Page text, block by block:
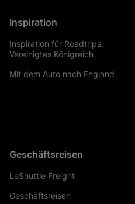
Inspiration
Inspiration für Roadtrips:
Vereinigtes Königreich
Mit dem Auto nach England
Geschäftsreisen
LeShuttle Freight
Geschäftsreisen